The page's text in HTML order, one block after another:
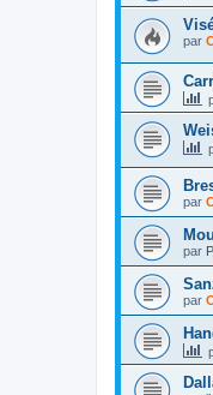
par
par
par
par